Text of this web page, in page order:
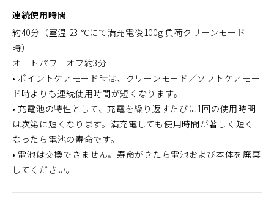
連続使用時間
約40分（室温 23 ℃にて満充電後100g 負荷クリーンモード
時）
オートパワーオフ約3分
• ポイントケアモード時は、クリーンモード／ソフトケアモー
ド時よりも連続使用時間が短くなります。
• 充電池の特性として、充電を繰り返すたびに1回の使用時間
は次第に短くなります。満充電しても使用時間が著しく短く
なったら電池の寿命です。
• 電池は交換できません。寿命がきたら電池および本体を廃棄
してください。